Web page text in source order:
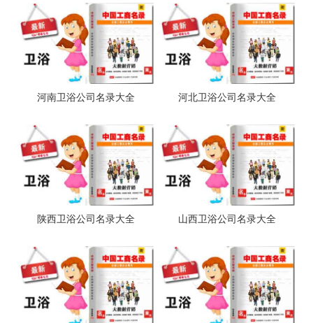
河南卫浴公司名录大全 河北卫浴公司名录大全
陕西卫浴公司名录大全 山西卫浴公司名录大全